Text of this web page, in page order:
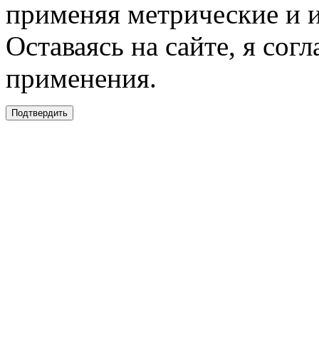
применяя метрические и
Оставаясь на сайте, я
применения.
Подтвердить